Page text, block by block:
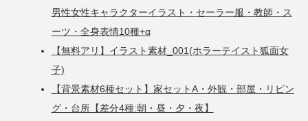
男性女性キャラクターイラスト・セーラー服・教師・ス
ーツ・全身表情10種+α
【無料アリ】イラスト素材_001(ホラーテイスト狐面女
子)
【背景素材6種セット】家セットA・外観・部屋・リビン
グ・台所【差分4種:朝・昼・夕・夜】